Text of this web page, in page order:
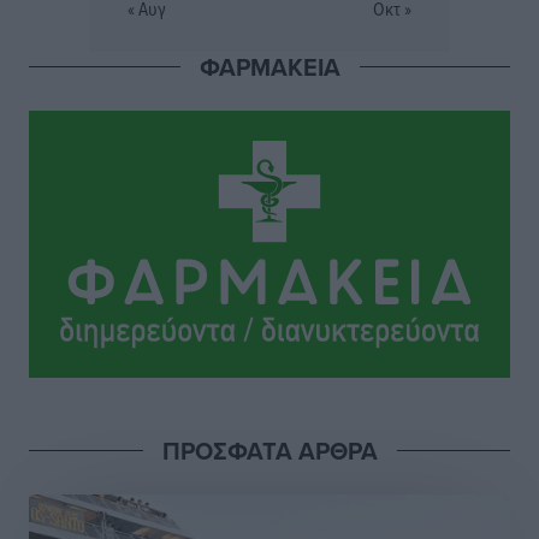
Αθλητικά• πριν 12 ώρες
Σι Τζέι Χάρις: «Να πανηγυρίσουμε πολλές νίκες μαζί»
Αθλητικά • πριν 13 ώρες
Ροδήλιος: Ο απολογισμός από το Πανελλήνιο
Πρωτάθλημα Πίστας
Αθλητικά• πριν 13 ώρες
« Αυγ Οκτ »
ΦΑΡΜΑΚΕΙΑ
ΠΡΟΣΦΑΤΑ ΑΡΘΡΑ